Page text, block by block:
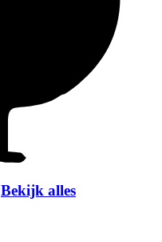
Bekijk alles